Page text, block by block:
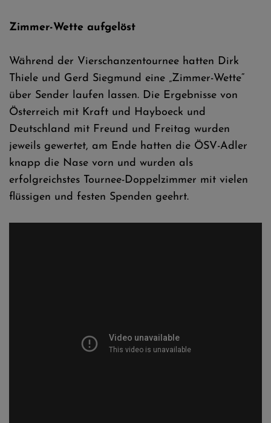
Zimmer-Wette aufgelöst
Während der Vierschanzentournee hatten Dirk
Thiele und Gerd Siegmund eine „Zimmer-Wette“
über Sender laufen lassen. Die Ergebnisse von
Österreich mit Kraft und Hayboeck und
Deutschland mit Freund und Freitag wurden
jeweils gewertet, am Ende hatten die ÖSV-Adler
knapp die Nase vorn und wurden als
erfolgreichstes Tournee-Doppelzimmer mit vielen
flüssigen und festen Spenden geehrt.